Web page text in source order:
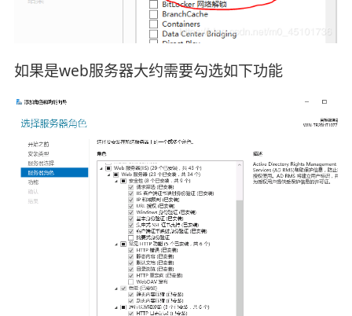
如果是web服务器大约需要勾选如下功能